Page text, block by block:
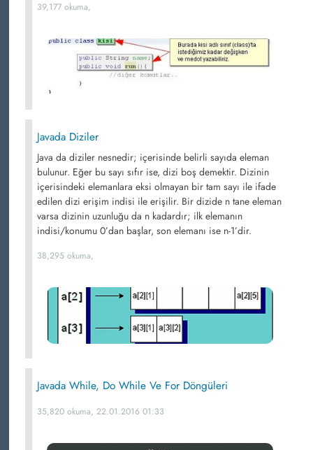
39,177 okuma,
Javada Diziler
Java da diziler nesnedir; içerisinde belirli sayıda eleman
bulunur. Eğer bu sayı sıfır ise, dizi boş demektir. Dizinin
içerisindeki elemanlara eksi olmayan bir tam sayı ile ifade
edilen dizi erişim indisi ile erişilir. Bir dizide n tane eleman
varsa dizinin uzunluğu da n kadardır; ilk elemanın
indisi/konumu 0’dan başlar, son elemanı ise n-1’dir.
38,295 okuma,
Javada While, Do While Ve For Döngüleri
35,820 okuma, 22.01.2016 01:33